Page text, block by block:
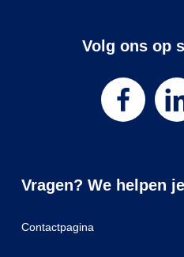
Volg ons op
Vragen? We helpen
Contactpagina